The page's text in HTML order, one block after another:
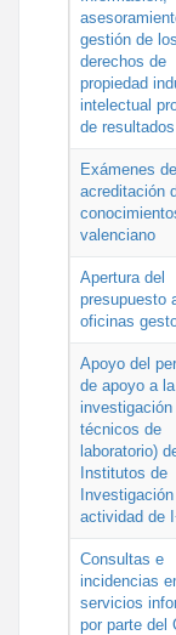
gestión de los
derechos de
propiedad
intelectual
de
Exámenes de
acreditación
valenciano
Apertura del
presupuesto
oficinas
Apoyo del
de apoyo a la
técnicos de
laboratorio)
Institutos de
actividad de
Consultas e
incidencias
servicios
por parte del